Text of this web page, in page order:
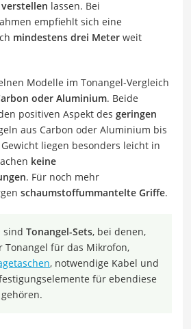
lassen. Bei
empfiehlt sich eine
mindestens drei Meter weit
Modelle im Tonangel-Vergleich
oder Aluminium. Beide
positiven Aspekt des geringen
aus Carbon oder Aluminium bis
liegen besonders leicht in
keine
. Für noch mehr
schaumstoffummantelte Griffe.
sind Tonangel-Sets, bei denen,
Tonangel für das Mikrofon,
, notwendige Kabel und
für ebendiese